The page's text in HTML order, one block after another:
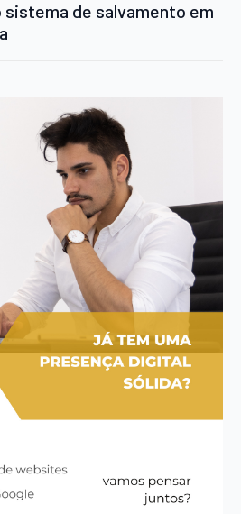
de salvamento em